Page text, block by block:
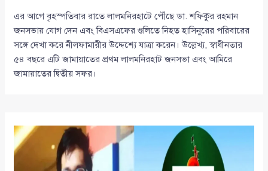
এর আগে বৃহস্পতিবার রাতে লালমনিরহাটে পৌঁছে ডা. শফিকুর রহমান
জনসভায় যোগ দেন এবং বিএসএফের গুলিতে নিহত হাসিনুরের পরিবারের
সঙ্গে দেখা করে নীলফামারীর উদ্দেশ্যে যাত্রা করেন। উল্লেখ্য, স্বাধীনতার
৫৪ বছরে এটি জামায়াতের প্রথম লালমনিরহাট জনসভা এবং আমিরে
জামায়াতের দ্বিতীয় সফর।